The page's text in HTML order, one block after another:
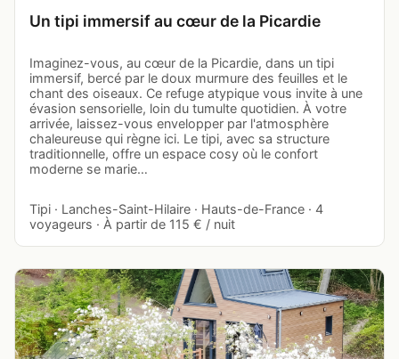
Un tipi immersif au cœur de la Picardie
Imaginez-vous, au cœur de la Picardie, dans un tipi
immersif, bercé par le doux murmure des feuilles et le
chant des oiseaux. Ce refuge atypique vous invite à une
évasion sensorielle, loin du tumulte quotidien. À votre
arrivée, laissez-vous envelopper par l'atmosphère
chaleureuse qui règne ici. Le tipi, avec sa structure
traditionnelle, offre un espace cosy où le confort
moderne se marie…
Tipi · Lanches-Saint-Hilaire · Hauts-de-France · 4
voyageurs · À partir de 115 € / nuit